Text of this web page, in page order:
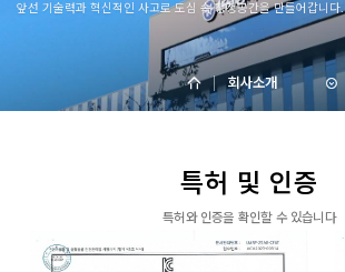
앞선 기술력과 혁신적인 사고로 도심 속 청정공간을 만들어갑니다.
회사소개
특허 및 인증
특허와 인증을 확인할 수 있습니다